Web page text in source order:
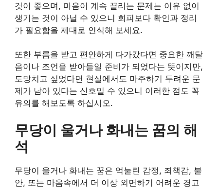
것이 좋으며, 마음이 계속 끌리는 문제는 이유 없이
생기는 것이 아닐 수 있으니 회피보다 확인과 정리
가 필요함을 제대로 인식해 보세요.
또한 부름을 받고 편안하게 다가갔다면 중요한 깨달
음이나 조언을 받아들일 준비가 되었다는 뜻이지만,
도망치고 싶었다면 현실에서도 마주하기 두려운 문
제가 남아 있다는 신호일 수 있으니 이러한 점도 꼭
유의를 해보도록 하십시오.
무당이 울거나 화내는 꿈의 해
석
무당이 울거나 화내는 꿈은 억눌린 감정, 죄책감, 불
안, 또는 마음속에서 더 이상 외면하기 어려운 경고